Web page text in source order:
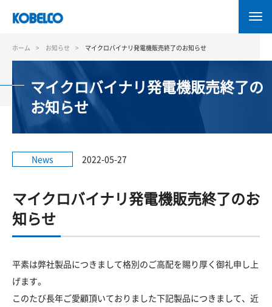
ン
ホーム お知らせ マイクロバイナリ発電機販売終了のお知らせ
マイクロバイナリ発電機販売終了の
お知らせ
News 2022-05-27
マイクロバイナリ発電機販売終了のお
知らせ
平素は弊社製品につきまして格別のご高配を賜り厚く御礼申し上
げます。
このたび長年ご愛顧頂いておりました下記製品につきまして、近